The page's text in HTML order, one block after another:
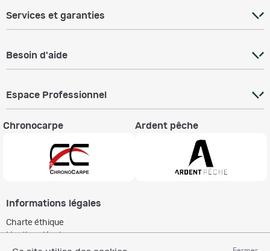
Services et garanties
Besoin d'aide
Espace Professionnel
Chronocarpe Ardent pêche
Informations légales
Charte éthique
Mentions légales
Règlement & Conditions d'utilisation